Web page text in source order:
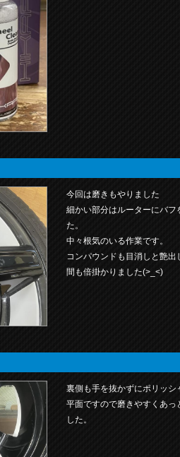
今回は磨きもやりました
細かい部分はルーターにバフ
た。
中々根気のいる作業です。
コンパウンドも目消しと艶
間も倍掛かりました(>_<)
裏側も手を抜かずにポリッシ
平面ですので磨きやすくあっ
した。